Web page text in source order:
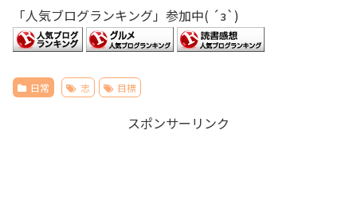
「人気ブログランキング」参加中( ´з`)
日常 志 目標
スポンサーリンク